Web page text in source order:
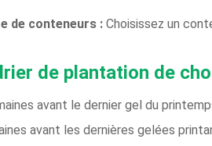
de conteneurs : Choisissez un
de plantation de
avant le dernier gel du
avant les dernières gelées